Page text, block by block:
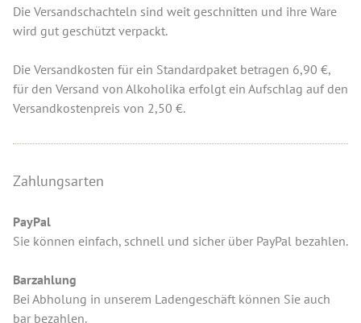
Die Versandschachteln sind weit geschnitten und ihre Ware
wird gut geschützt verpackt.
Die Versandkosten für ein Standardpaket betragen 6,90 €,
für den Versand von Alkoholika erfolgt ein Aufschlag auf den
Versandkostenpreis von 2,50 €.
Zahlungsarten
PayPal
Sie können einfach, schnell und sicher über PayPal bezahlen.
Barzahlung
Bei Abholung in unserem Ladengeschäft können Sie auch
bar bezahlen.